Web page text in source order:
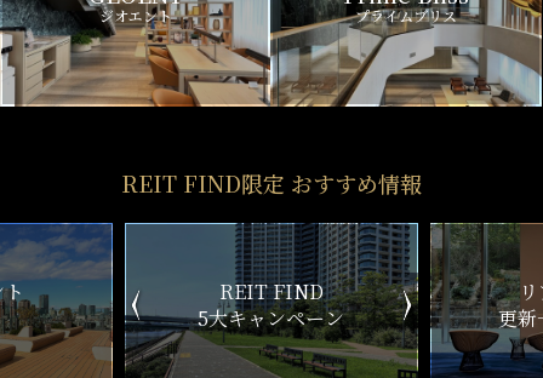
ジオエント プライムブリス
REIT FIND限定 おすすめ情報
ン
リアルタイム
更新一覧チェック
新